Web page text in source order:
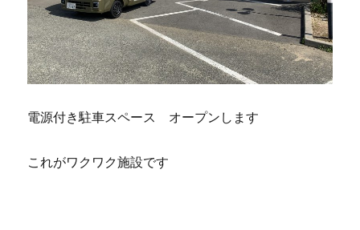
電源付き駐車スペース オープンします
これがワクワク施設です